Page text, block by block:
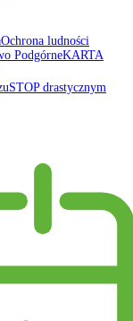
Ochrona ludności
KARTA
STOP drastycznym